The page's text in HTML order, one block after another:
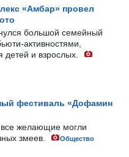
«Амбар» провел
большой семейный
активностями,
детей и взрослых.
фестиваль «Дофамин
желающие могли
змеев.
Общество